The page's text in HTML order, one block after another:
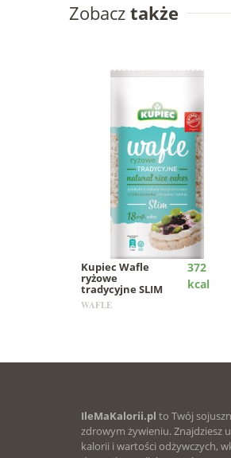
Zobacz także
Kupiec Wafle
ryżowe
tradycyjne SLIM
372
kcal
WAFLE
IleMaKalorii.pl to Twój
zdrowym żywieniu. Znajdziesz
kalorii i wartości odżywczych,